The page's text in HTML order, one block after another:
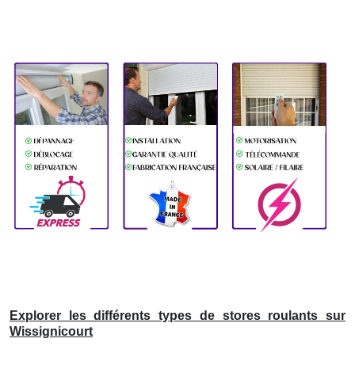
Explorer les différents types de stores roulants sur
Wissignicourt